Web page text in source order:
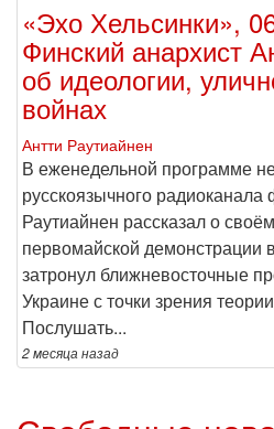
«Эхо Хельсинки»,
Финский анархист
об идеологии,
войнах
Антти Раутиайнен
В еженедельной программе
русскоязычного радиоканала
Раутиайнен рассказал о
первомайской демонстрации
затронул ближневосточные
Украине с точки зрения
Послушать...
2 месяца назад